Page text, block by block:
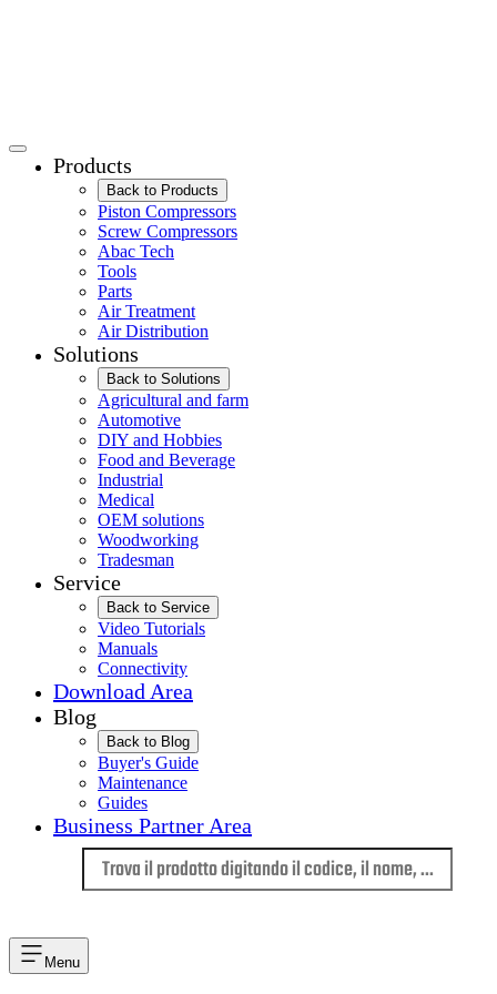
Products
Back to Products
Piston Compressors
Screw Compressors
Abac Tech
Tools
Parts
Air Treatment
Air Distribution
Solutions
Back to Solutions
Agricultural and farm
Automotive
DIY and Hobbies
Food and Beverage
Industrial
Medical
OEM solutions
Woodworking
Tradesman
Service
Back to Service
Video Tutorials
Manuals
Connectivity
Download Area
Blog
Back to Blog
Buyer's Guide
Maintenance
Guides
Business Partner Area
Menu